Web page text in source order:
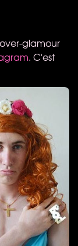
glamour
. C'est